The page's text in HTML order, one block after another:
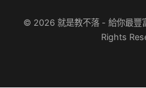
© 2026 就是教不落 - 給你最豐
Rights